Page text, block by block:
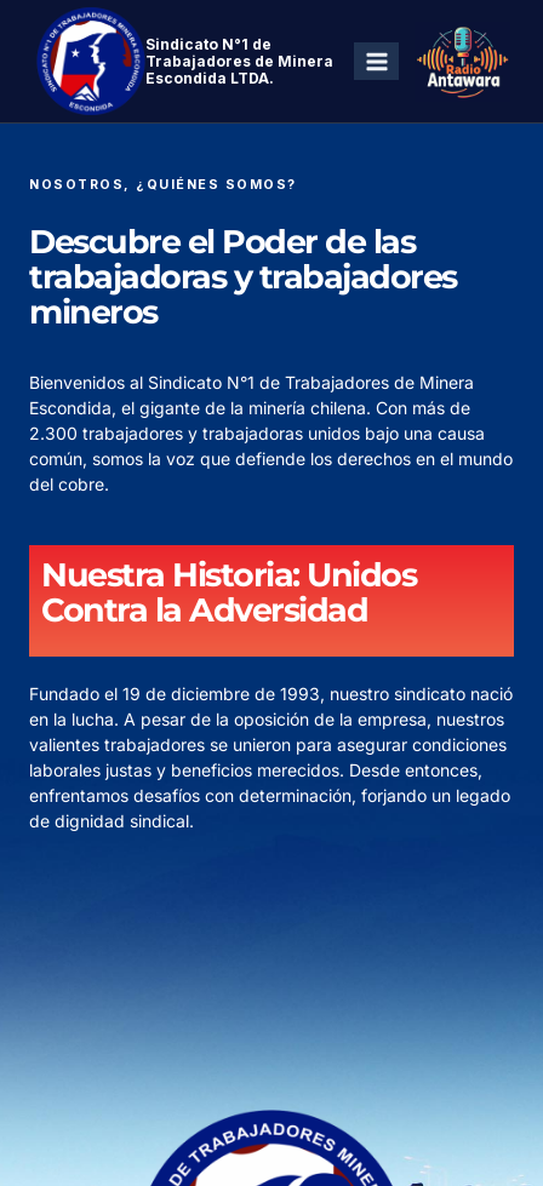
Sindicato N°1 de
Trabajadores de Minera
Escondida LTDA.
NOSOTROS, ¿QUIÉNES SOMOS?
Descubre el Poder de las
trabajadoras y trabajadores
mineros
Bienvenidos al Sindicato N°1 de Trabajadores de Minera
Escondida, el gigante de la minería chilena. Con más de
2.300 trabajadores y trabajadoras unidos bajo una causa
común, somos la voz que defiende los derechos en el mundo
del cobre.
Nuestra Historia: Unidos
Contra la Adversidad
Fundado el 19 de diciembre de 1993, nuestro sindicato nació
en la lucha. A pesar de la oposición de la empresa, nuestros
valientes trabajadores se unieron para asegurar condiciones
laborales justas y beneficios merecidos. Desde entonces,
enfrentamos desafíos con determinación, forjando un legado
de dignidad sindical.